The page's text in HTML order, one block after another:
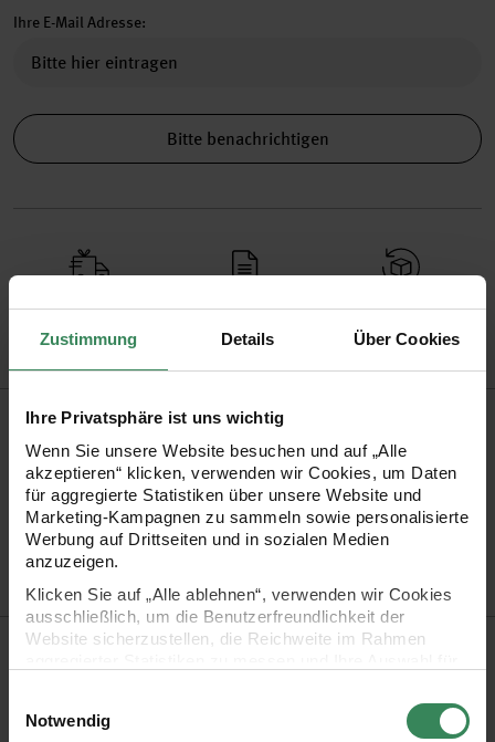
Zustimmung Details Über Cookies
Ihre Privatsphäre ist uns wichtig
Wenn Sie unsere Website besuchen und auf „Alle
akzeptieren“ klicken, verwenden wir Cookies, um Daten
für aggregierte Statistiken über unsere Website und
Marketing-Kampagnen zu sammeln sowie personalisierte
Werbung auf Drittseiten und in sozialen Medien
anzuzeigen.
Klicken Sie auf „Alle ablehnen“, verwenden wir Cookies
ausschließlich, um die Benutzerfreundlichkeit der
Website sicherzustellen, die Reichweite im Rahmen
Ihre Einwilligung ist freiwillig und kann jederzeit über den
Link „Cookie-Einstellungen“ im Fußbereich der Seite
Notwendig
Ihre E-Mail Adresse:
Bitte benachrichtigen
Versand­kosten­frei
ab 34,99 €
Kauf auf Rechnung
Kosten­lose Filial­
rückgabe
Produktinformation
Stiftspitze Rundspitze
Artikel-Nr. 3000671
Bestell-Nr. 346153
Produktbeschreibung
250 komfortabel Whiteboards.